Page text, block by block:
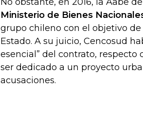
Ministerio de Bienes
grupo chileno con el objetivo
Estado. A su juicio, Cencosud
esencial” del contrato,
ser dedicado a un proyecto
acusaciones.